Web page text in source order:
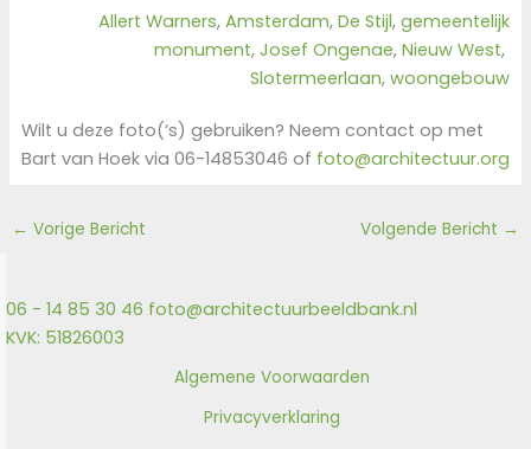
Allert Warners, Amsterdam, De Stijl, gemeentelijk
monument, Josef Ongenae, Nieuw West
Slotermeerlaan, woongebouw
Wilt u deze foto(‘s) gebruiken? Neem contact op met
Bart van Hoek via 06-14853046 of foto@architectuur.org
← Vorige Bericht Volgende Bericht →
06 - 14 85 30 46 foto@architectuurbeeldbank.nl
KVK: 51826003
Algemene Voorwaarden
Privacyverklaring